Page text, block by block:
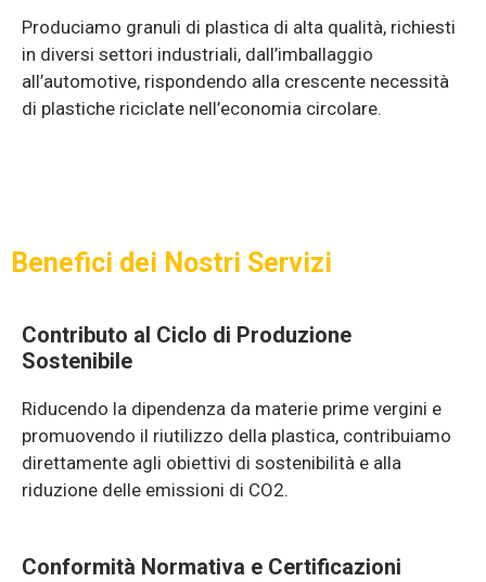
Produciamo granuli di plastica di alta qualità, richiesti
in diversi settori industriali, dall’imballaggio
all’automotive, rispondendo alla crescente necessità
di plastiche riciclate nell’economia circolare.
Benefici dei Nostri Servizi
Contributo al Ciclo di Produzione
Sostenibile
Riducendo la dipendenza da materie prime vergini e
promuovendo il riutilizzo della plastica, contribuiamo
direttamente agli obiettivi di sostenibilità e alla
riduzione delle emissioni di CO2.
Conformità Normativa e Certificazioni